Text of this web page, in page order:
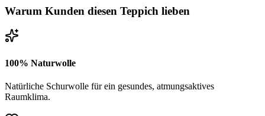
Warum Kunden diesen Teppich lieben
100% Naturwolle
Natürliche Schurwolle für ein gesundes, atmungsaktives
Raumklima.